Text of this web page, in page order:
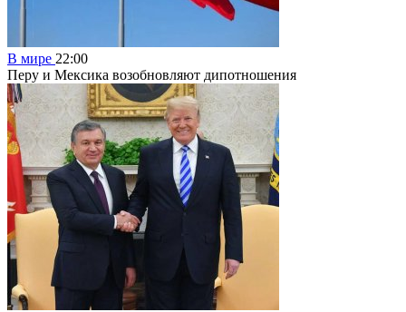
В мире 22:00
Перу и Мексика возобновляют дипотношения